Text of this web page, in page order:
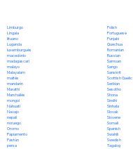
Limburgo
Lingala
lituano
Luganda
luxemburgués
macedónio
madagascarí
malayo
Malayalam
maltés
mandarín
Marathi
Marshallés
mongol
Náhuatl
Navajo
nepalí
noruego
Oromo
Papiamento
Pastún
persa
Polish
Portuguese
Punjabi
Quechua
Romanian
Russian
Samoan
Sango
Sanskrit
Scottish Gaelic
Serbian
Sesotho
Shona
Sindhi
Sinhala
Slovak
Slovene
Somali
Spanish
Swahili
Swedish
Tagalog